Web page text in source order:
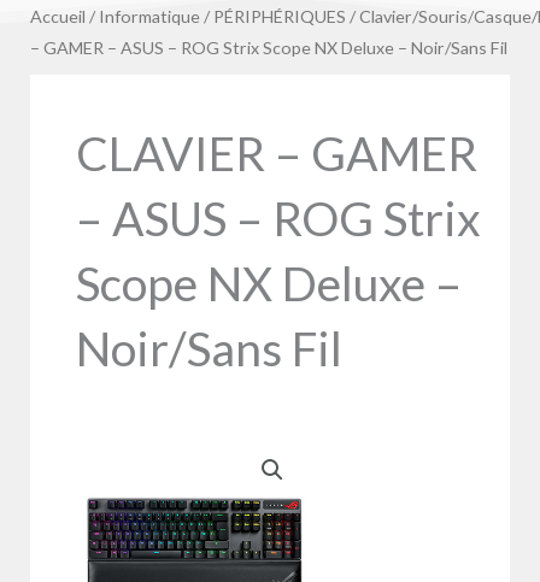
Accueil /Informatique / PÉRIPHÉRIQUES /Clavier/Souris/
– GAMER – ASUS – ROG Strix Scope NX Deluxe – Noir/Sans Fil
CLAVIER – GAMER
– ASUS – ROG Strix
Scope NX Deluxe –
Noir/Sans Fil